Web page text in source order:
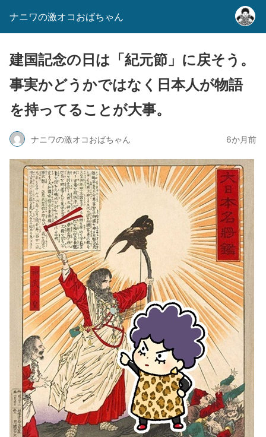
ナニワの激オコおばちゃん
建国記念の日は「紀元節」に戻そう。
事実かどうかではなく日本人が物語
を持ってることが大事。
ナニワの激オコおばちゃん 6か月前